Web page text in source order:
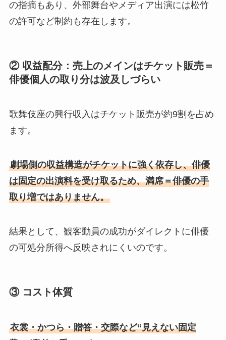
の指摘もあり、外部舞台やメディア出演には松竹
の許可など制約も存在します。
② 収益配分：売上のメインはチケット販売＝
俳優個人の取り分は波及しづらい
歌舞伎座の興行収入はチケット販売が約9割を占め
ます。
劇場側の収益構造がチケットに強く依存し、俳優
は固定の出演料を受け取るため、満席＝俳優の手
取り増ではありません。
結果として、観客動員の成功がダイレクトに俳優
の可処分所得へ反映されにくいのです。
③ コスト体質
衣裳・かつら・贈答・交際など“見えない固定